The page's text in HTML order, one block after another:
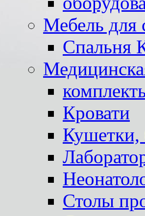
Мебель для
Спальня
Кровати
Кушетки,
Столы